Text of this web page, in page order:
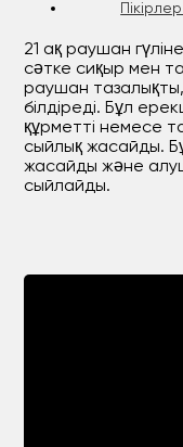
21 ақ раушан
сәтке сиқыр мен
раушан тазалықты,
білдіреді. Бұл
құрметті немесе
сыйлық жасайды.
жасайды және
сыйлайды.